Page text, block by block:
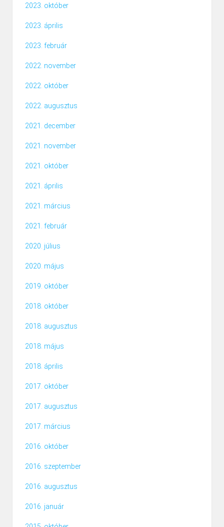
2023. október
2023. április
2023. február
2022. november
2022. október
2022. augusztus
2021. december
2021. november
2021. október
2021. április
2021. március
2021. február
2020. július
2020. május
2019. október
2018. október
2018. augusztus
2018. május
2018. április
2017. október
2017. augusztus
2017. március
2016. október
2016. szeptember
2016. augusztus
2016. január